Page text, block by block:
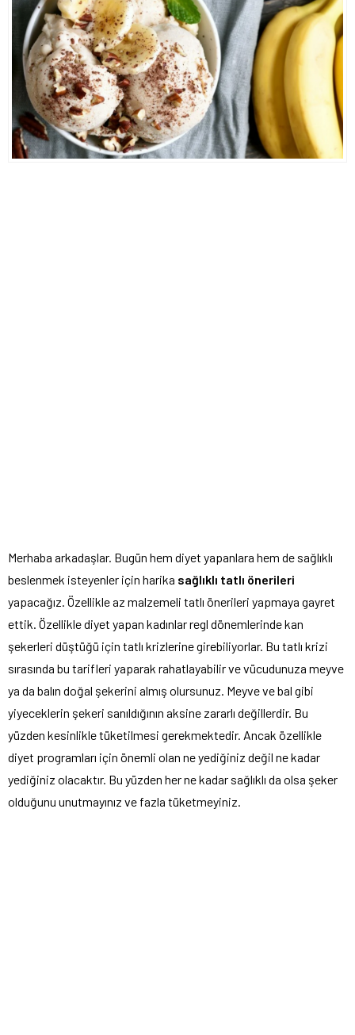
Merhaba arkadaşlar. Bugün hem diyet yapanlara hem de sağlıklı
beslenmek isteyenler için harika sağlıklı tatlı önerileri
yapacağız. Özellikle az malzemeli tatlı önerileri yapmaya gayret
ettik. Özellikle diyet yapan kadınlar regl dönemlerinde kan
şekerleri düştüğü için tatlı krizlerine girebiliyorlar. Bu tatlı krizi
sırasında bu tarifleri yaparak rahatlayabilir ve vücudunuza meyve
ya da balın doğal şekerini almış olursunuz. Meyve ve bal gibi
yiyeceklerin şekeri sanıldığının aksine zararlı değillerdir. Bu
yüzden kesinlikle tüketilmesi gerekmektedir. Ancak özellikle
diyet programları için önemli olan ne yediğiniz değil ne kadar
yediğiniz olacaktır. Bu yüzden her ne kadar sağlıklı da olsa şeker
olduğunu unutmayınız ve fazla tüketmeyiniz.